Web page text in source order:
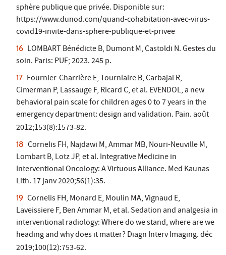
sphère publique que privée. Disponible sur:
https://www.dunod.com/quand-cohabitation-avec-virus-
covid19-invite-dans-sphere-publique-et-privee
LOMBART Bénédicte B, Dumont M, Castoldi N. Gestes du
soin. Paris: PUF; 2023. 245 p.
Fournier-Charrière E, Tourniaire B, Carbajal R,
Cimerman P, Lassauge F, Ricard C, et al. EVENDOL, a new
behavioral pain scale for children ages 0 to 7 years in the
emergency department: design and validation. Pain. août
2012;153(8):1573‑82.
Cornelis FH, Najdawi M, Ammar MB, Nouri-Neuville M,
Lombart B, Lotz JP, et al. Integrative Medicine in
Interventional Oncology: A Virtuous Alliance. Med Kaunas
Lith. 17 janv 2020;56(1):35.
Cornelis FH, Monard E, Moulin MA, Vignaud E,
Laveissiere F, Ben Ammar M, et al. Sedation and analgesia in
interventional radiology: Where do we stand, where are we
heading and why does it matter? Diagn Interv Imaging. déc
2019;100(12):753‑62.